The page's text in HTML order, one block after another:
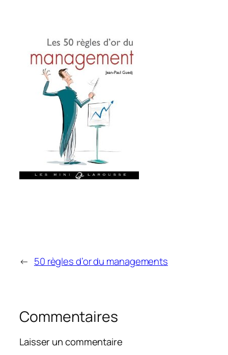
← 50 règles d’or du managements
Commentaires
Laisser un commentaire